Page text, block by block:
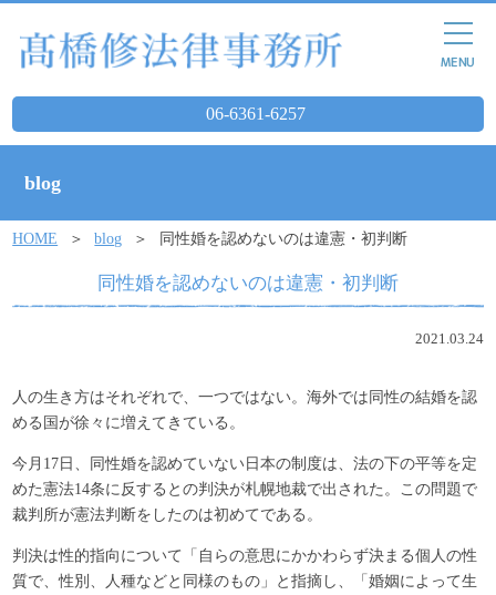
06-6361-6257
blog
HOME blog 同性婚を認めないのは違憲・初判断
同性婚を認めないのは違憲・初判断
2021.03.24
人の生き方はそれぞれで、一つではない。海外では同性の結婚を認
める国が徐々に増えてきている。
今月17日、同性婚を認めていない日本の制度は、法の下の平等を定
めた憲法14条に反するとの判決が札幌地裁で出された。この問題で
裁判所が憲法判断をしたのは初めてである。
判決は性的指向について「自らの意思にかかわらず決まる個人の性
質で、性別、人種などと同様のもの」と指摘し、「婚姻によって生